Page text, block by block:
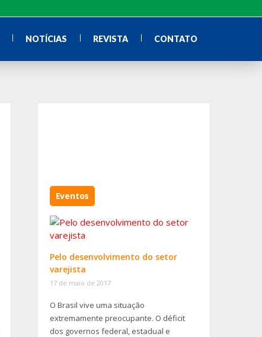
NOTÍCIAS REVISTA CONTATO
Eventos
Pelo desenvolvimento do setor
varejista
17 de maio de 2017
O Brasil vive uma situação
extremamente preocupante. O déficit
dos governos federal, estadual e